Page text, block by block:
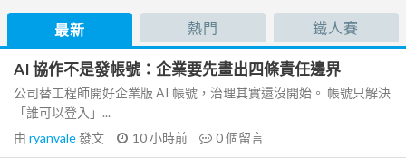
最新 熱門 鐵人賽
AI 協作不是發帳號：企業要先畫出四條責任邊界
公司替工程師開好企業版 AI 帳號，治理其實還沒開始。 帳號只解決
「誰可以登入」...
由 ryanvale發文 10 小時前 0個留言